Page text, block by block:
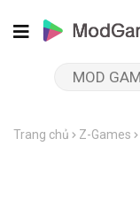
MOD
Trang chủ Z-Games